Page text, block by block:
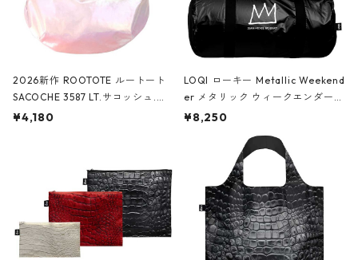
2026新作 ROOTOTE ルートート
SACOCHE 3587 LT.サコッシュ.ル
ミエ-B ショルダーバッグ グロスピ
¥4,180
LOQI ローキー Metallic Weekend
er メタリック ウィークエンダー
ボストンバッグ ショルダーバッグ
Black ジャン=ミッシェル・バスキ
ア/クラウン ブラック
¥8,250